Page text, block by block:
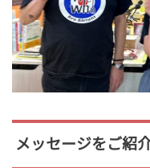
メッセージをご紹